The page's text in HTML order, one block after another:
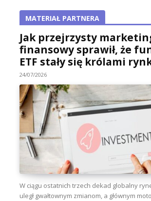
MATERIAŁ PARTNERA
Jak przejrzysty
finansowy sprawił, że
ETF stały się królami
24/07/2026
W ciągu ostatnich trzech dekad globalny
uległ gwałtownym zmianom, a głównym